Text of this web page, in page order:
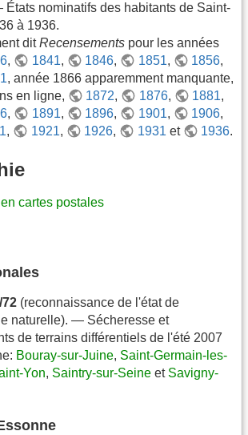
nominatifs des habitants de Saint-
à 1936.
ditRecensements pour les années
, 1841, 1846, 1851, 1856,
, année 1866 apparemment manquante,
en ligne,
1872, 1876, 1881,
, 1891, 1896, 1901, 1906,
, 1921, 1926, 1931 et 1936.
cartes postales
72 (reconnaissance de l'état de
naturelle). — Sécheresse et
de terrains différentiels de l'été 2007
Bouray-sur-Juine, Saint-Germain-les-
Yon, Saintry-sur-Seine et Savigny-